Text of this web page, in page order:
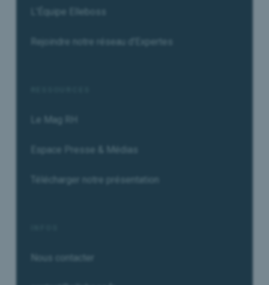
L'Équipe Elleboss
Rejoindre notre réseau d'Expertes
Le Mag RH
Espace Presse & Médias
Télécharger notre présentation
Nous contacter